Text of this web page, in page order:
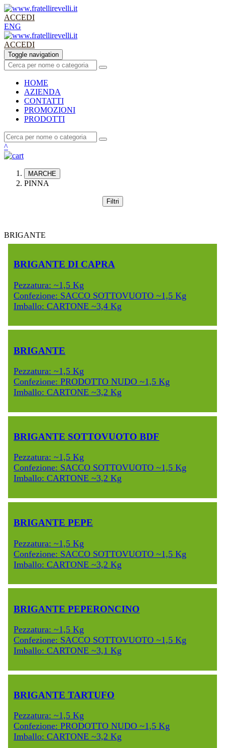
ACCEDI
ENG
ACCEDI
Toggle navigation
HOME
AZIENDA
CONTATTI
PROMOZIONI
PRODOTTI
^
MARCHE
PINNA
Filtri
BRIGANTE
BRIGANTE DI CAPRA
Pezzatura: ~1,5 Kg
Confezione: SACCO SOTTOVUOTO ~1,5 Kg
Imballo: CARTONE ~3,4 Kg
BRIGANTE
Pezzatura: ~1,5 Kg
Confezione: PRODOTTO NUDO ~1,5 Kg
Imballo: CARTONE ~3,2 Kg
BRIGANTE SOTTOVUOTO BDF
Pezzatura: ~1,5 Kg
Confezione: SACCO SOTTOVUOTO ~1,5 Kg
Imballo: CARTONE ~3,2 Kg
BRIGANTE PEPE
Pezzatura: ~1,5 Kg
Confezione: SACCO SOTTOVUOTO ~1,5 Kg
Imballo: CARTONE ~3,2 Kg
BRIGANTE PEPERONCINO
Pezzatura: ~1,5 Kg
Confezione: SACCO SOTTOVUOTO ~1,5 Kg
Imballo: CARTONE ~3,1 Kg
BRIGANTE TARTUFO
Pezzatura: ~1,5 Kg
Confezione: PRODOTTO NUDO ~1,5 Kg
Imballo: CARTONE ~3,2 Kg